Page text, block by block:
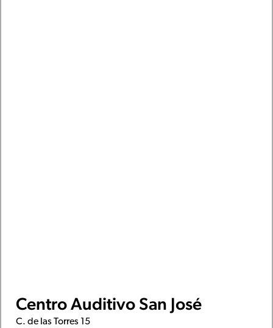
Centro Auditivo San José
C. de las Torres 15